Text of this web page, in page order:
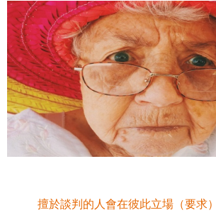
擅於談判的人會在彼此立場（要求